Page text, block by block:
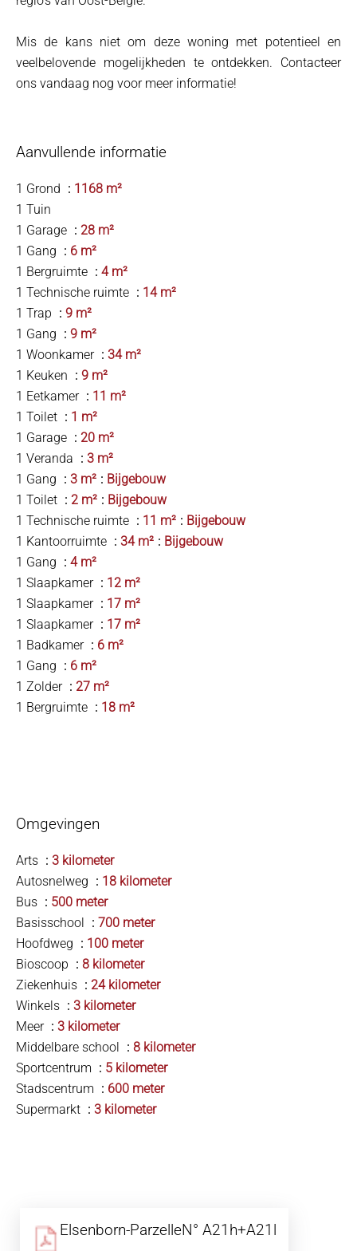
Mis de kans niet om deze woning met potentieel en
veelbelovende mogelijkheden te ontdekken. Contacteer
ons vandaag nog voor meer informatie!
Aanvullende informatie
1 Grond
1168 m²
1 Tuin
1 Garage
28 m²
1 Gang
6 m²
1 Bergruimte
4 m²
1 Technische ruimte
14 m²
1 Trap
9 m²
1 Gang
9 m²
1 Woonkamer
34 m²
1 Keuken
9 m²
1 Eetkamer
11 m²
1 Toilet
1 m²
1 Garage
20 m²
1 Veranda
3 m²
1 Gang
3 m²
Bijgebouw
1 Toilet
2 m²
Bijgebouw
1 Technische ruimte
11 m²
Bijgebouw
1 Kantoorruimte
34 m²
Bijgebouw
1 Gang
4 m²
1 Slaapkamer
12 m²
1 Slaapkamer
17 m²
1 Slaapkamer
17 m²
1 Badkamer
6 m²
1 Gang
6 m²
1 Zolder
27 m²
1 Bergruimte
18 m²
Omgevingen
Arts
3 kilometer
Autosnelweg
18 kilometer
Bus
500 meter
Basisschool
700 meter
Hoofdweg
100 meter
Bioscoop
8 kilometer
Ziekenhuis
24 kilometer
Winkels
3 kilometer
Meer
3 kilometer
Middelbare school
8 kilometer
Sportcentrum
5 kilometer
Stadscentrum
600 meter
Supermarkt
3 kilometer
Elsenborn-ParzelleN° A21h+A21l